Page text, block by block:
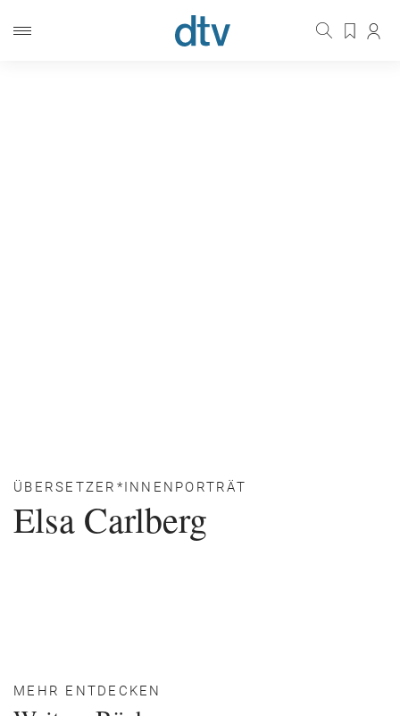
ÜBERSETZER*INNENPORTRÄT
Elsa Carlberg
MEHR ENTDECKEN